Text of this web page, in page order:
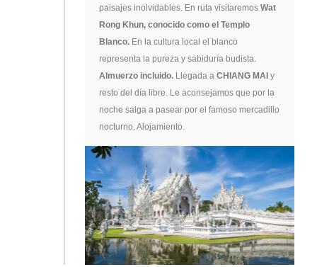
paisajes inolvidables. En ruta visitaremos Wat
Rong Khun, conocido como el Templo
Blanco. En la cultura local el blanco
representa la pureza y sabiduría budista.
Almuerzo incluido. Llegada a CHIANG MAI y
resto del día libre. Le aconsejamos que por la
noche salga a pasear por el famoso mercadillo
nocturno. Alojamiento.